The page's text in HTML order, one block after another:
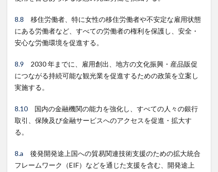
8.8 移住労働者、特に女性の移住労働者や不安定な雇用状態
にある労働者など、すべての労働者の権利を保護し、安全・
安心な労働環境を促進する。
8.9 2030 年までに、雇用創出、地方の文化振興・産品販促
につながる持続可能な観光業を促進するための政策を立案し
実施する。
8.10 国内の金融機関の能力を強化し、すべての人々の銀行
取引、保険及び金融サービスへのアクセスを促進・拡大す
る。
8.a 後発開発途上国への貿易関連技術支援のための拡大統合
フレームワーク（EIF）などを通じた支援を含む、開発途上